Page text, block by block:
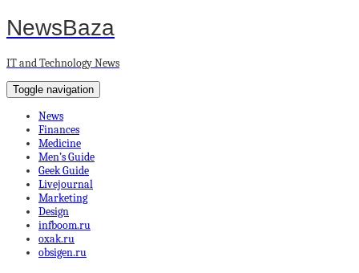
NewsBaza
IT and Technology News
Toggle navigation
News
Finances
Medicine
Men’s Guide
Geek Guide
Livejournal
Marketing
Design
infboom.ru
oxak.ru
obsigen.ru